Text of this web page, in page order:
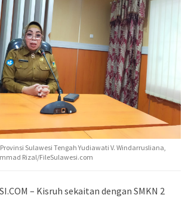
Sulawesi Tengah Yudiawati V. Windarrusliana,
Rizal/FileSulawesi.com
– Kisruh sekaitan dengan SMKN 2